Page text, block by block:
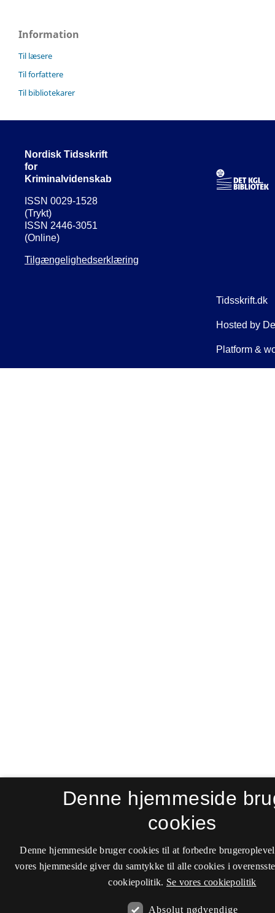
Information
Til læsere
Til forfattere
Til bibliotekarer
Nordisk Tidsskrift
for
Kriminalvidenskab
ISSN 0029-1528
(Trykt)
ISSN 2446-3051
(Online)
Tilgængelighedserklæring
Denne hjemmeside
cookies
Denne hjemmeside bruger cookies til at forbedre
vores hjemmeside giver du samtykke til alle cookies i
cookiepolitik. Se vores cookiepolitik
Absolut nødvendige